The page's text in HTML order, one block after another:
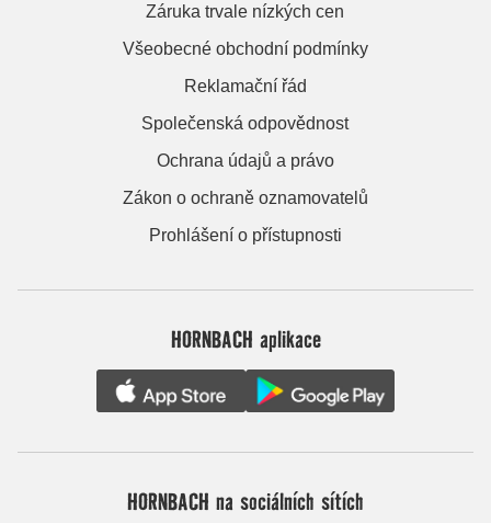
Záruka trvale nízkých cen
Všeobecné obchodní podmínky
Reklamační řád
Společenská odpovědnost
Ochrana údajů a právo
Zákon o ochraně oznamovatelů
Prohlášení o přístupnosti
HORNBACH aplikace
HORNBACH na sociálních sítích